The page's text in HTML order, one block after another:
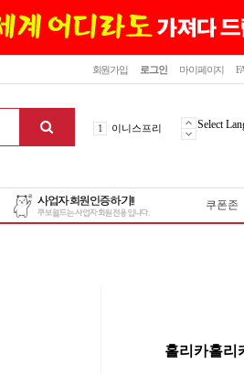
닫기
회원가입 로그인 마이페이지
4 메디힐
5 라네즈
Select
쿠폰존
홀리카홀리